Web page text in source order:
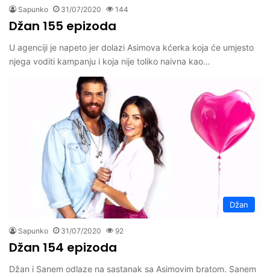
Sapunko 31/07/2020 144
Džan 155 epizoda
U agenciji je napeto jer dolazi Asimova kćerka koja će umjesto
njega voditi kampanju i koja nije toliko naivna kao…
Džan
Sapunko 31/07/2020 92
Džan 154 epizoda
Džan i Sanem odlaze na sastanak sa Asimovim bratom. Sanem